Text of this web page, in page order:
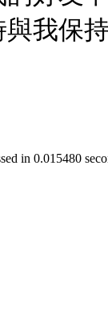
我保
in 0.015480